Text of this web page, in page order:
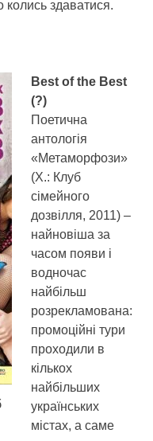
колись здаватися.
Best of the Best
(?)
Поетична
антологія
«Метаморфози»
(Х.: Клуб
сімейного
дозвілля, 2011) –
найновіша за
часом появи і
водночас
найбільш
розрекламована:
промоційні тури
проходили в
кількох
найбільших
українських
містах, а саме